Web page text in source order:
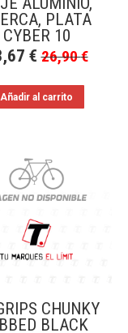
PLATA
CYBER 10
€ 26,90€
Añadir al carrito
CHUNKY
BLACK